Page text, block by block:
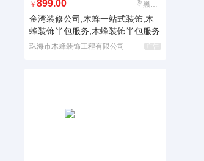
￥ 899.00 黑龙江
金湾装修公司,木蜂一站式装饰,木
蜂装饰半包服务,木蜂装饰半包服务
珠海市木蜂装饰工程有限公司 广告